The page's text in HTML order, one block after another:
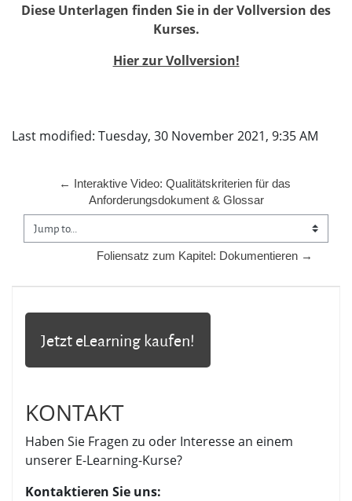
Diese Unterlagen finden Sie in der Vollversion des
Kurses.
Hier zur Vollversion!
Last modified: Tuesday, 30 November 2021, 9:35 AM
← Interaktive Video: Qualitätskriterien für das
Anforderungsdokument & Glossar
Jump to...
Foliensatz zum Kapitel: Dokumentieren →
Jetzt eLearning kaufen!
KONTAKT
Haben Sie Fragen zu oder Interesse an einem
unserer E-Learning-Kurse?
Kontaktieren Sie uns: